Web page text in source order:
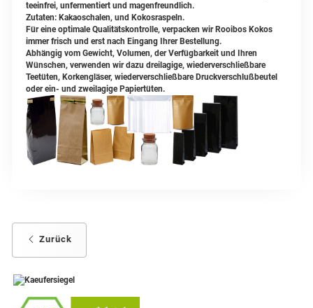
teeinfrei, unfermentiert und magenfreundlich.
Zutaten: Kakaoschalen, und Kokosraspeln.
Für eine optimale Qualitätskontrolle, verpacken wir Rooibos Kokos
immer frisch und erst nach Eingang Ihrer Bestellung.
Abhängig vom Gewicht, Volumen, der Verfügbarkeit und Ihren
Wünschen, verwenden wir dazu dreilagige, wiederverschließbare
Teetüten, Korkengläser, wiederverschließbare Druckverschlußbeutel
oder ein- und zweilagige Papiertüten.
Zurück